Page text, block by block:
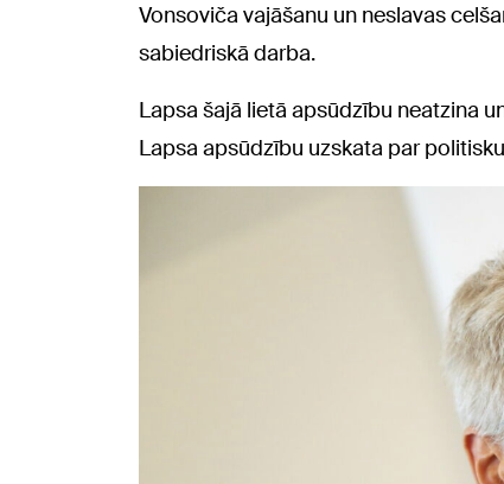
Vonsoviča vajāšanu un neslavas
sabiedriskā darba.
Lapsa šajā lietā apsūdzību neatzina
Lapsa apsūdzību uzskata par